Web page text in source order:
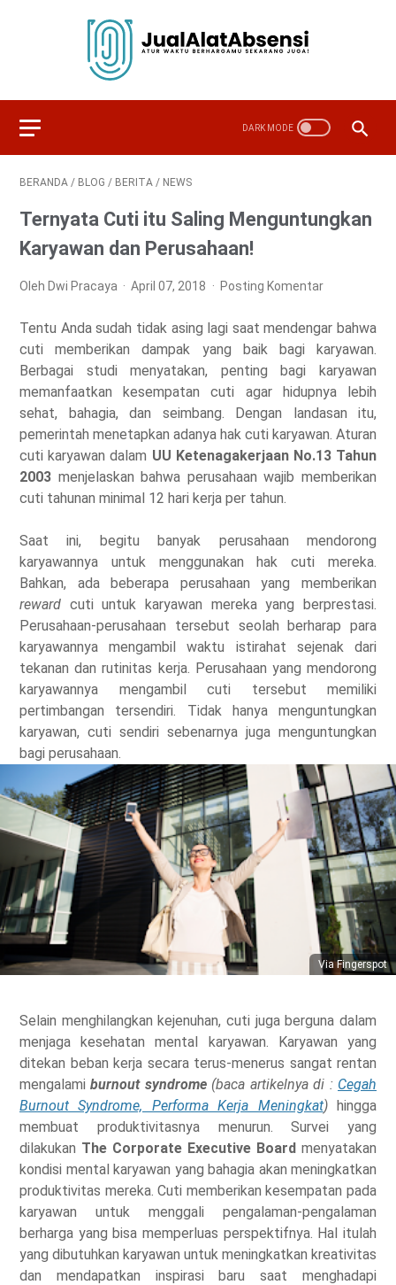
BERANDA / BLOG / BERITA / NEWS
Ternyata Cuti itu Saling Menguntungkan
Karyawan dan Perusahaan!
Oleh Dwi Pracaya April 07, 2018 Posting Komentar
Tentu Anda sudah tidak asing lagi saat mendengar bahwa
cuti memberikan dampak yang baik bagi karyawan.
Berbagai studi menyatakan, penting bagi karyawan
memanfaatkan kesempatan cuti agar hidupnya lebih
sehat, bahagia, dan seimbang. Dengan landasan itu,
pemerintah menetapkan adanya hak cuti karyawan. Aturan
cuti karyawan dalam UU Ketenagakerjaan No.13 Tahun
2003 menjelaskan bahwa perusahaan wajib memberikan
cuti tahunan minimal 12 hari kerja per tahun.
Saat ini, begitu banyak perusahaan mendorong
karyawannya untuk menggunakan hak cuti mereka.
Bahkan, ada beberapa perusahaan yang memberikan
reward cuti untuk karyawan mereka yang berprestasi.
Perusahaan-perusahaan tersebut seolah berharap para
karyawannya mengambil waktu istirahat sejenak dari
tekanan dan rutinitas kerja. Perusahaan yang mendorong
karyawannya mengambil cuti tersebut memiliki
pertimbangan tersendiri. Tidak hanya menguntungkan
karyawan, cuti sendiri sebenarnya juga menguntungkan
bagi perusahaan.
Via Fingerspot
Selain menghilangkan kejenuhan, cuti juga berguna dalam
menjaga kesehatan mental karyawan. Karyawan yang
ditekan beban kerja secara terus-menerus sangat rentan
mengalamiburnout syndrome (baca artikelnya di : Cegah
Burnout Syndrome, Performa Kerja Meningkat)hingga
membuat produktivitasnya menurun. Survei yang
dilakukan The Corporate Executive Board menyatakan
kondisi mental karyawan yang bahagia akan meningkatkan
produktivitas mereka. Cuti memberikan kesempatan pada
karyawan untuk menggali pengalaman-pengalaman
berharga yang bisa memperluas perspektifnya. Hal itulah
yang dibutuhkan karyawan untuk meningkatkan kreativitas
dan mendapatkan inspirasi baru saat menghadapi